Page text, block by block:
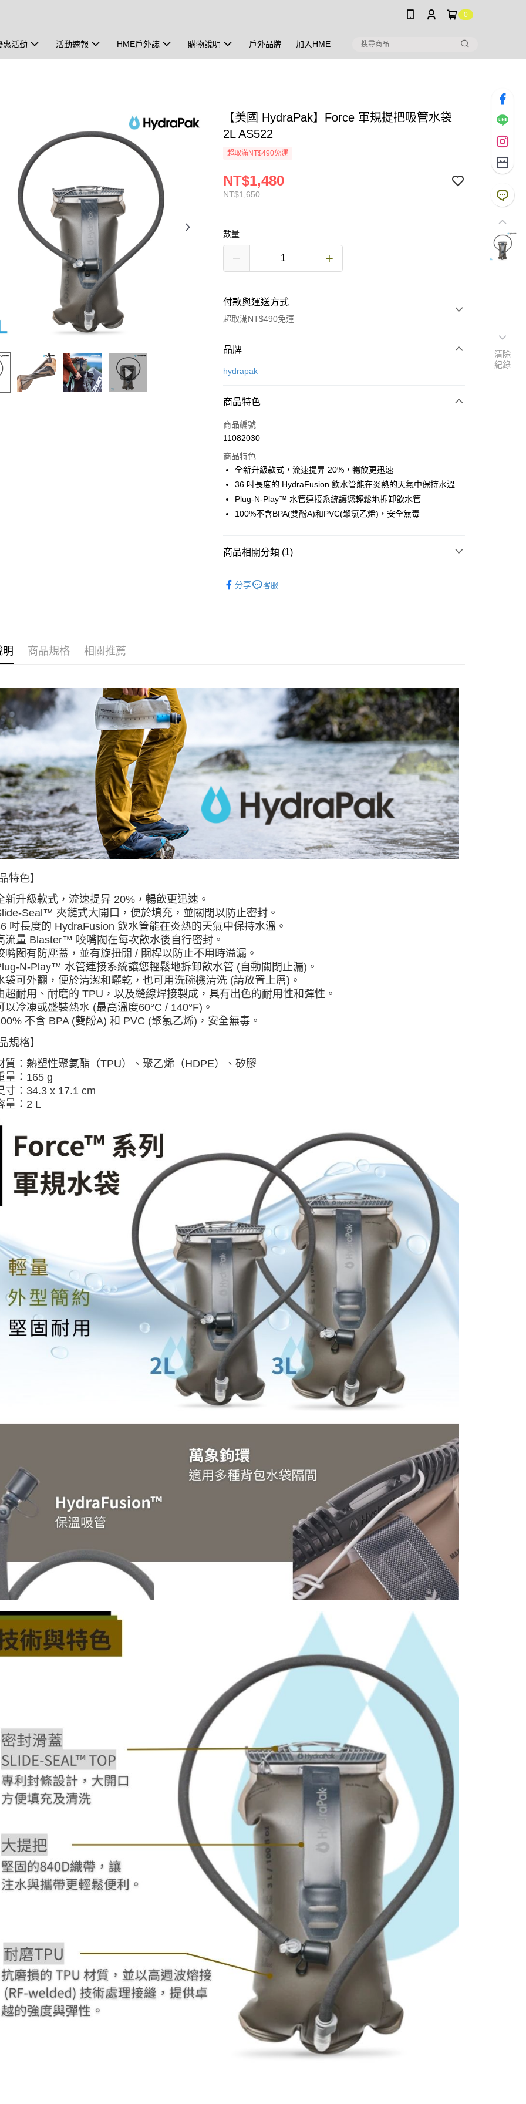
0
惠活動 活動速報 HME戶外誌 購物說明 戶外品牌 加入HME
【美國 HydraPak】Force 軍規提把吸管水袋
2L AS522
超取滿NT$490免運
NT$1,650
NT$1,480
數量
付款與運送方式
超取滿NT$490免運
付款方式
信用卡一次付款
合作金庫商業銀行
華南商業銀行
上海商業儲蓄銀行
國泰世華商業銀行
兆豐國際商業銀行
臺灣中小企業銀行
台中商業銀行
匯豐（台灣）商業銀行
聯邦商業銀行
遠東國際商業銀行
元大商業銀行
永豐商業銀行
台灣樂天信用卡公司
超商取貨付款
LINE Pay
Apple Pay
ATM付款
全家取貨付款
每筆NT$60，滿NT$490(含以上)免運費
每筆NT$80，滿NT$490(含以上)免運費
離島宅配
每筆NT$80，滿NT$490(含以上)免運費
付款後門市自取
免運費
品牌
hydrapak
商品特色
商品編號
11082030
商品特色
全新升級款式，流速提昇 20%，暢飲更迅速
36 吋長度的 HydraFusion 飲水管能在炎熱的天氣中保持水溫
Plug-N-Play™ 水管連接系統讓您輕鬆地拆卸飲水管
100%不含BPA(雙酚A)和PVC(聚氯乙烯)，安全無毒
商品相關分類 (1)
分享
客服
明 商品規格 相關推薦
特色】
新升級款式，流速提昇 20%，暢飲更迅速。
Seal™ 夾鏈式大開口，便於填充，並關閉以防止密封。
吋長度的 HydraFusion 飲水管能在炎熱的天氣中保持水溫。
流量 Blaster™ 咬嘴閥在每次飲水後自行密封。
嘴閥有防塵蓋，並有旋扭開 / 關桿以防止不用時溢漏。
N-Play™ 水管連接系統讓您輕鬆地拆卸飲水管 (自動關閉止漏)。
袋可外翻，便於清潔和曬乾，也可用洗碗機清洗 (請放置上層)。
超耐用、耐磨的 TPU，以及縫線焊接製成，具有出色的耐用性和彈性。
以冷凍或盛裝熱水 (最高溫度60°C / 140°F)。
不含 BPA (雙酚A) 和 PVC (聚氯乙烯)，安全無毒。
規格】
質： 熱塑性聚氨酯（TPU）、聚乙烯（HDPE）、矽膠
量：165 g
寸：34.3 x 17.1 cm
量：2 L
清除
紀錄